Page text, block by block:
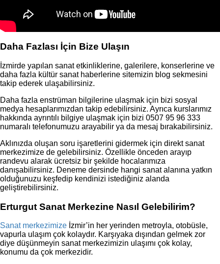
Daha Fazlası İçin Bize Ulaşın
İzmirde yapılan sanat etkinliklerine, galerilere, konserlerine ve
daha fazla kültür sanat haberlerine sitemizin blog sekmesini
takip ederek ulaşabilirsiniz.
Daha fazla enstrüman bilgilerine ulaşmak için bizi sosyal
medya hesaplarımızdan takip edebilirsiniz. Ayrıca kurslarımız
hakkında ayrıntılı bilgiye ulaşmak için bizi 0507 95 96 333
numaralı telefonumuzu arayabilir ya da mesaj bırakabilirsiniz.
Aklınızda oluşan soru işaretlerini gidermek için direkt sanat
merkezimize de gelebilirsiniz. Özellikle önceden arayıp
randevu alarak ücretsiz bir şekilde hocalarımıza
danışabilirsiniz. Deneme dersinde hangi sanat alanına yatkın
olduğunuzu keşfedip kendinizi istediğiniz alanda
geliştirebilirsiniz.
Erturgut Sanat Merkezine Nasıl Gelebilirim?
Sanat merkezimize İzmir’in her yerinden metroyla, otobüsle,
vapurla ulaşım çok kolaydır. Karşıyaka dışından gelmek zor
diye düşünmeyin sanat merkezimizin ulaşımı çok kolay,
konumu da çok merkezidir.